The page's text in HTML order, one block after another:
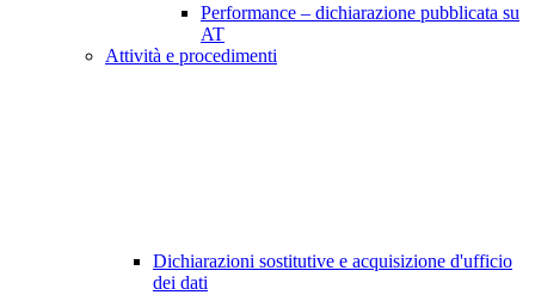
Performance – dichiarazione pubblicata su
AT
Attività e procedimenti
Dichiarazioni sostitutive e acquisizione d'ufficio
dei dati